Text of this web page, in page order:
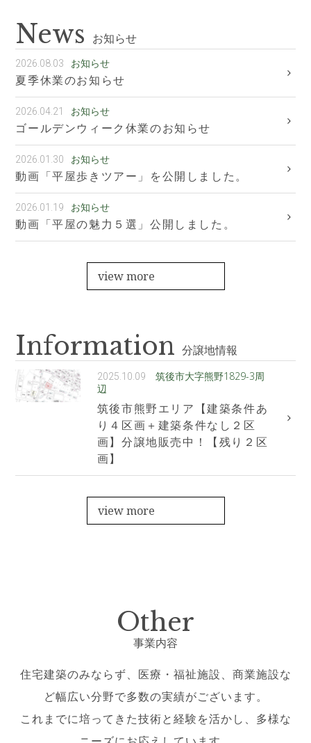
News お知らせ
2026.08.03 お知らせ
夏季休業のお知らせ
2026.04.21 お知らせ
ゴールデンウィーク休業のお知らせ
2026.01.30 お知らせ
動画「平屋歩きツアー」を公開しました。
2026.01.19 お知らせ
動画「平屋の魅力５選」公開しました。
view more
Information 分譲地情報
2025.10.09
筑後市大字熊野1829-3周
辺
筑後市熊野エリア【建築条件あ
り４区画＋建築条件なし２区
画】分譲地販売中！【残り２区
画】
view more
Other
事業内容
住宅建築のみならず、医療・福祉施設、商業施設な
ど幅広い分野で多数の実績がございます。
これまでに培ってきた技術と経験を活かし、多様な